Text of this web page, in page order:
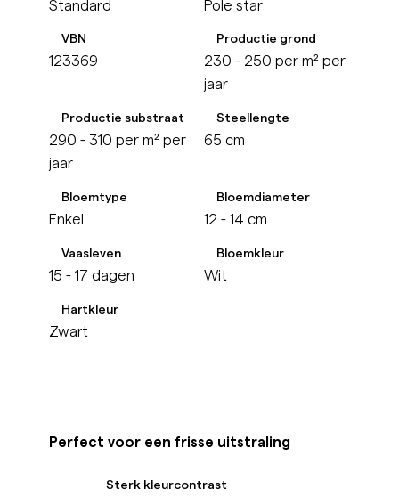
Standard Pole star
VBN
123369
Productie grond
230 - 250 per m² per
jaar
Productie substraat
290 - 310 per m² per
jaar
Steellengte
65 cm
Bloemtype
Enkel
Bloemdiameter
12 - 14 cm
Vaasleven
15 - 17 dagen
Bloemkleur
Wit
Hartkleur
Zwart
Perfect voor een frisse uitstraling
Sterk kleurcontrast